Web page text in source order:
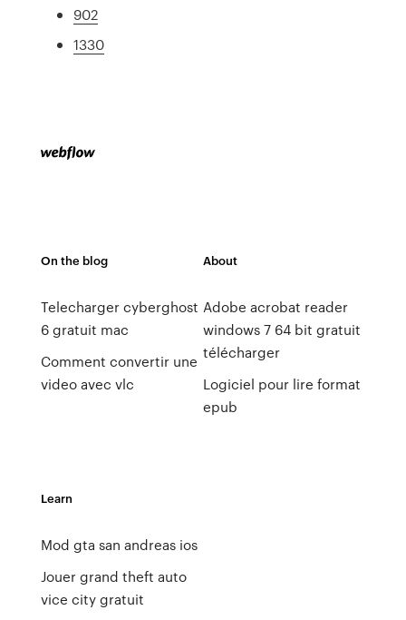
902
1330
On the blog
Telecharger cyberghost
6 gratuit mac
Comment convertir une
video avec vlc
About
Adobe acrobat reader
windows 7 64 bit gratuit
télécharger
Logiciel pour lire format
epub
Learn
Mod gta san andreas ios
Jouer grand theft auto
vice city gratuit